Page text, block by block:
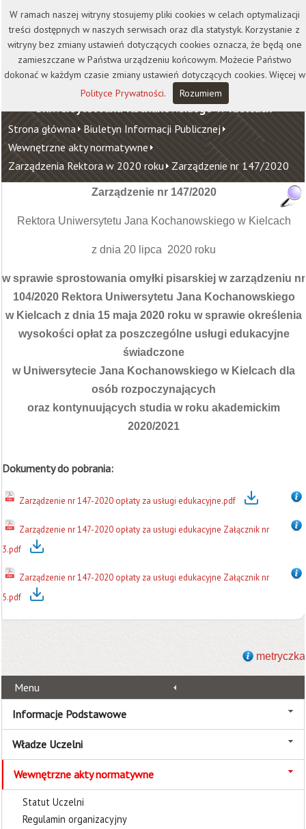
Kontakt Biblioteka
Wydawnictwo
Wirtualna Uczelnia
Uniwersytet Jana Kochanowskiego w Kielcach
Strona główna Biuletyn Informacji Publicznej
Wewnętrzne akty normatywne
Zarządzenia Rektora w 2020 roku Zarządzenie nr 147/2020
Zarządzenie nr 147/2020
Rektora Uniwersytetu Jana Kochanowskiego w Kielcach
z dnia 20 lipca 2020 roku
w sprawie sprostowania omyłki pisarskiej w zarządzeniu nr
104/2020Rektora Uniwersytetu Jana Kochanowskiego
w Kielcach z dnia 15 maja 2020 roku w sprawie określenia
wysokości opłat za poszczególne usługi edukacyjne
świadczone
w Uniwersytecie Jana Kochanowskiego w Kielcach dla
osób rozpoczynających
oraz kontynuujących studia w roku akademickim
2020/2021
Dokumenty do pobrania:
Zarządzenie nr 147-2020 opłaty za usługi edukacyjne.pdf
Zarządzenie nr 147-2020 opłaty za usługi edukacyjne Załącznik nr
3.pdf
Zarządzenie nr 147-2020 opłaty za usługi edukacyjne Załącznik nr
5.pdf
metryczka
Menu
Informacje Podstawowe
Władze Uczelni
Wewnętrzne akty normatywne
Statut Uczelni
Regulamin organizacyjny
W ramach naszej witryny stosujemy pliki cookies w celach optymalizacji
treści dostępnych w naszych serwisach oraz dla statystyk. Korzystanie z
witryny bez zmiany ustawień dotyczących cookies oznacza, że będą one
zamieszczane w Państwa urządzeniu końcowym. Możecie Państwo
dokonać w każdym czasie zmiany ustawień dotyczących cookies. Więcej w
Polityce Prywatności. Rozumiem